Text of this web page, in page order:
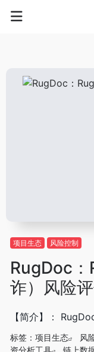
项目生态 风险控制
RugDoc
诈）风险
【简介】：
标签： 项目生态 风
资分析工具
链上数